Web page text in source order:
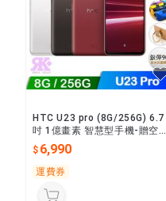
HTC U23 pro (8G/256G) 6.7
吋 1億畫素 智慧型手機-贈空壓
殼+鋼化保貼+掛繩+韓版包
+噴劑+支架
6,990
運費券